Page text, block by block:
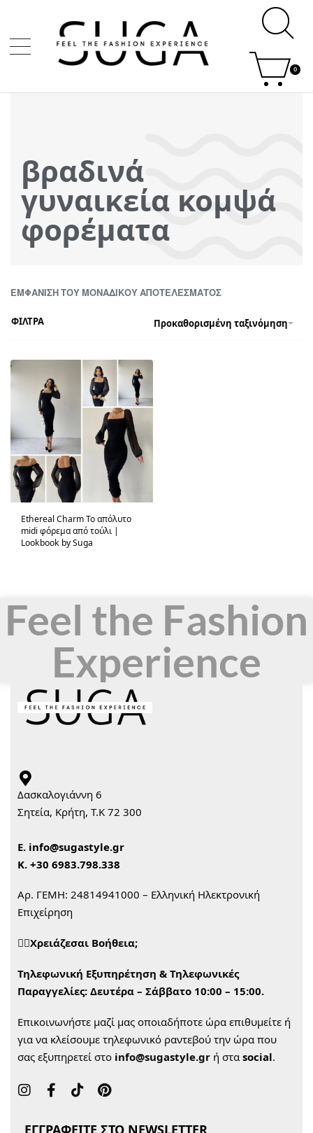
0
βραδινά
γυναικεία κομψά
φορέματα
ΕΜΦΆΝΙΣΗ ΤΟΥ ΜΟΝΑΔΙΚΟΎ ΑΠΟΤΕΛΈΣΜΑΤΟΣ
Προκαθορισμένη ταξινόμηση
ΦΙΛΤΡΑ
Ethereal Charm Το απόλυτο
midi φόρεμα από τούλι |
Lookbook by Suga
Feel the Fashion
Experience
Δασκαλογιάννη 6
Σητεία, Κρήτη, Τ.Κ 72 300
Ε. info@sugastyle.gr
Κ. +30 6983.798.338
Αρ. ΓΕΜΗ: 24814941000 – Ελληνική Ηλεκτρονική
Επιχείρηση
🙋‍♀️Χρειάζεσαι Βοήθεια;
Τηλεφωνική Εξυπηρέτηση & Τηλεφωνικές
Παραγγελίες: Δευτέρα – Σάββατο 10:00 – 15:00.
Επικοινωνήστε μαζί μας οποιαδήποτε ώρα επιθυμείτε ή
για να κλείσουμε τηλεφωνικό ραντεβού την ώρα που
σας εξυπηρετεί στο info@sugastyle.gr ή στα social.
ΕΓΓΡΑΦΕΙΤΕ ΣΤΟ NEWSLETTER